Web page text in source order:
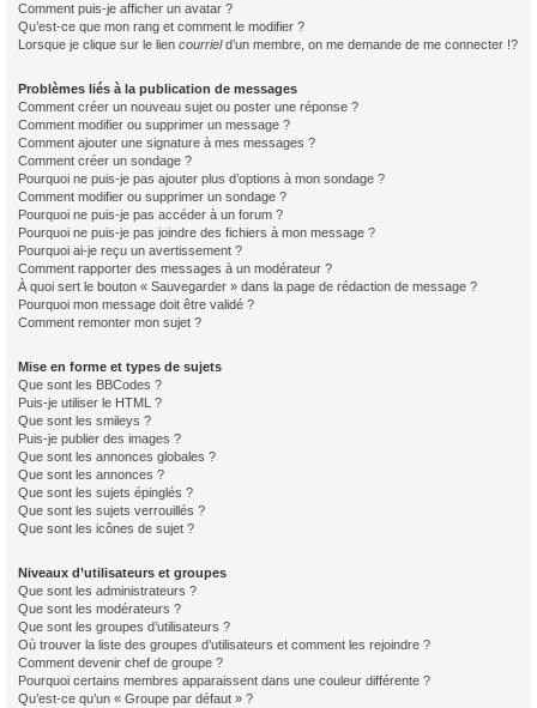
Comment puis-je afficher un avatar ?
Qu’est-ce que mon rang et comment le modifier ?
Lorsque je clique sur le lien courrield’un membre, on me demande de me connecter !?
Problèmes liés à la publication de messages
Comment créer un nouveau sujet ou poster une réponse ?
Comment modifier ou supprimer un message ?
Comment ajouter une signature à mes messages ?
Comment créer un sondage ?
Pourquoi ne puis-je pas ajouter plus d’options à mon sondage ?
Comment modifier ou supprimer un sondage ?
Pourquoi ne puis-je pas accéder à un forum ?
Pourquoi ne puis-je pas joindre des fichiers à mon message ?
Pourquoi ai-je reçu un avertissement ?
Comment rapporter des messages à un modérateur ?
À quoi sert le bouton « Sauvegarder » dans la page de rédaction de message ?
Pourquoi mon message doit être validé ?
Comment remonter mon sujet ?
Mise en forme et types de sujets
Que sont les BBCodes ?
Puis-je utiliser le HTML ?
Que sont les smileys ?
Puis-je publier des images ?
Que sont les annonces globales ?
Que sont les annonces ?
Que sont les sujets épinglés ?
Que sont les sujets verrouillés ?
Que sont les icônes de sujet ?
Niveaux d’utilisateurs et groupes
Que sont les administrateurs ?
Que sont les modérateurs ?
Que sont les groupes d’utilisateurs ?
Où trouver la liste des groupes d’utilisateurs et comment les rejoindre ?
Comment devenir chef de groupe ?
Pourquoi certains membres apparaissent dans une couleur différente ?
Qu’est-ce qu’un « Groupe par défaut » ?